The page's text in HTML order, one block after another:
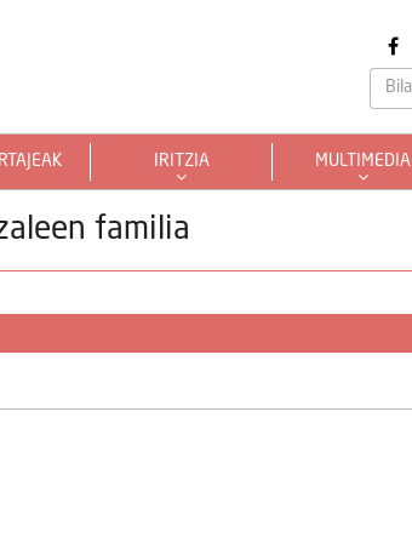
IRITZIA MULTIMEDIA
familia